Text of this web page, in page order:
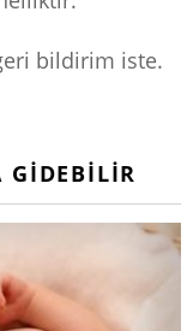
bildirim iste.
GIDEBILIR